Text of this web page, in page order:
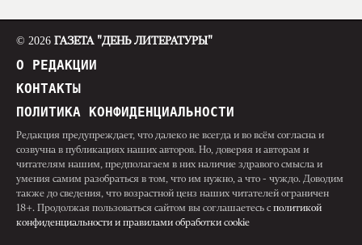
© 2026 ГАЗЕТА "ДЕНЬ ЛИТЕРАТУРЫ"
О РЕДАКЦИИ
КОНТАКТЫ
ПОЛИТИКА КОНФИДЕНЦИАЛЬНОСТИ
Редакция предупреждает, что далеко не всегда и во всём согласна и
созвучна в публикациях наших авторов. Но, доверяя и авторам и
читателям нашим, предполагаем в них наличие здравого смысла и
умения самим разобраться в том, что им нужно, а что - чуждо. Доводим
также до сведения, что возрастной ценз наших читателей ограничен
18+. Продолжая пользоваться сайтом вы соглашаетесь с политикой
конфиденциальности и правилами обработки cookie